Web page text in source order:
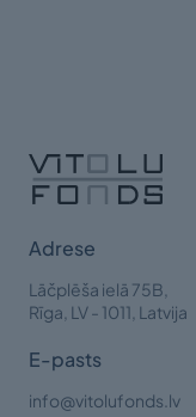
Adrese
Lāčplēša ielā 75B,
Rīga, LV - 1011, Latvija
E-pasts
info@vitolufonds.lv